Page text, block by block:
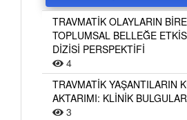
TRAVMATİK OLAYLARIN
TOPLUMSAL BELLEĞE
DİZİSİ PERSPEKTİFİ
4
TRAVMATİK YAŞANTILARIN
AKTARIMI: KLİNİK
3